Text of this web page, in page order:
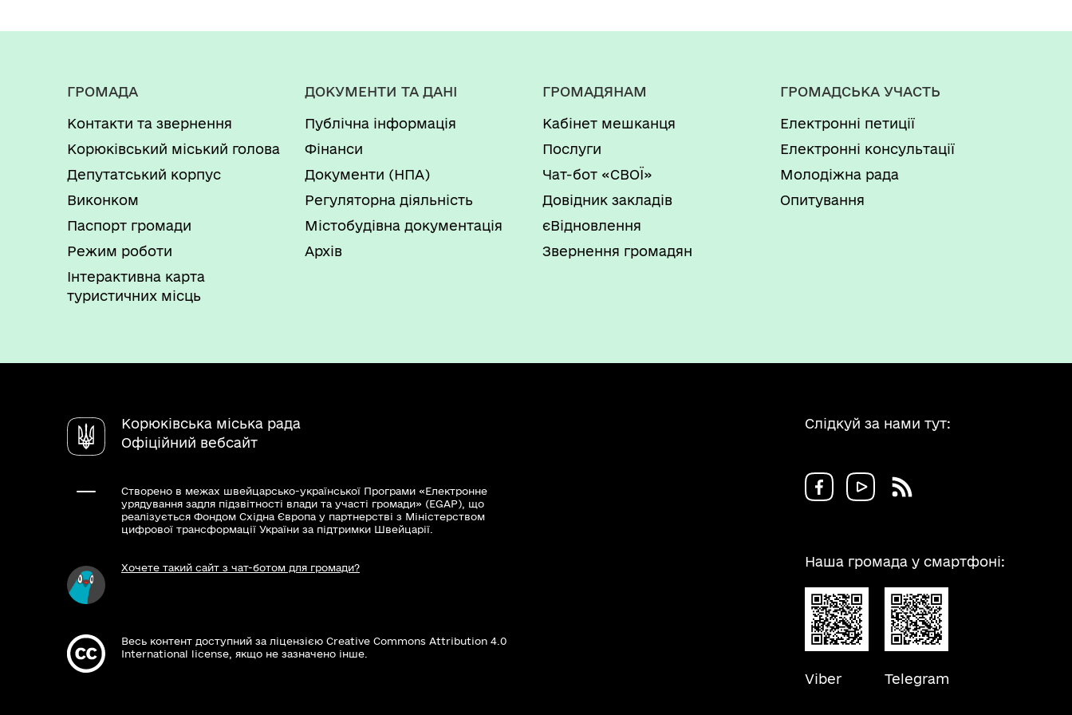
ГРОМАДА
Контакти та звернення
Корюківський міський голова
Депутатський корпус
Виконком
Паспорт громади
Режим роботи
Інтерактивна карта
туристичних місць
ДОКУМЕНТИ ТА ДАНІ
Публічна інформація
Фінанси
Документи (НПА)
Регуляторна діяльність
Містобудівна документація
Архів
ГРОМАДЯНАМ
Кабінет мешканця
Послуги
Чат-бот «СВОЇ»
Довідник закладів
єВідновлення
Звернення громадян
ГРОМАДСЬКА УЧАСТЬ
Електронні петиції
Електронні консультації
Молодіжна рада
Опитування
Корюківська міська рада
Офіційний вебсайт
Створено в межах швейцарсько-української Програми «Електронне
урядування задля підзвітності влади та участі громади» (EGAP), що
реалізується Фондом Східна Європа у партнерстві з Міністерством
цифрової трансформації України за підтримки Швейцарії.
Хочете такий сайт з чат-ботом для громади?
Весь контент доступний за ліцензією Creative Commons Attribution 4.0
International license, якщо не зазначено інше.
Слідкуй за нами тут:
Наша громада у смартфоні:
Viber Telegram